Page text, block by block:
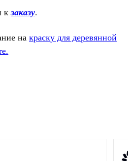
кзаказу.
на краску для деревянной